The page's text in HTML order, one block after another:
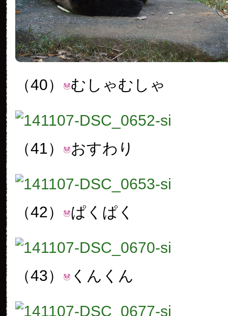
（40） むしゃむしゃ
（41） おすわり
（42） ぱくぱく
（43） くんくん